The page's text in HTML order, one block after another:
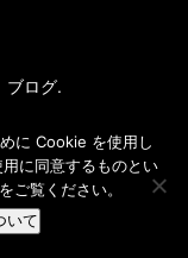
ブログ.
に Cookie を使用し
に同意するものとい
ご覧ください。
いて